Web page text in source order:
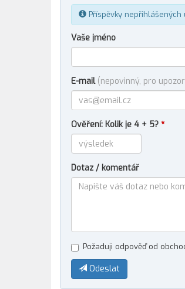
Příspěvky
Vaše jméno
E-mail (nepovinný, pro
Ověření: Kolik je 4 + 5? *
Dotaz / komentář
Požaduji odpověď od
Odeslat